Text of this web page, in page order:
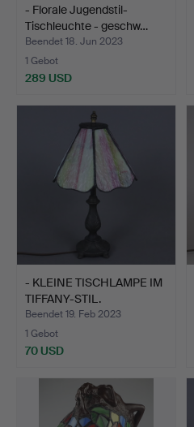
- Florale Jugendstil-
Tischleuchte - geschw…
Beendet 18. Jun 2023
1 Gebot
289 USD
- KLEINE TISCHLAMPE IM
TIFFANY-STIL.
Beendet 19. Feb 2023
1 Gebot
70 USD